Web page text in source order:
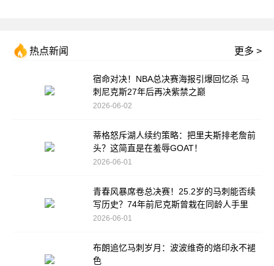
热点新闻 更多 >
宿命对决！NBA总决赛海报引爆回忆杀 马
刺尼克斯27年后再决紫禁之巅
2026-06-02
蒂格怒斥湖人续约策略：把里夫斯排老詹前
头？这简直是在羞辱GOAT！
2026-06-01
青春风暴席卷总决赛！25.2岁的马刺能否续
写历史？74年前尼克斯曾栽在同龄人手里
2026-06-01
布朗追忆马刺岁月：波波维奇的烙印永不褪
色